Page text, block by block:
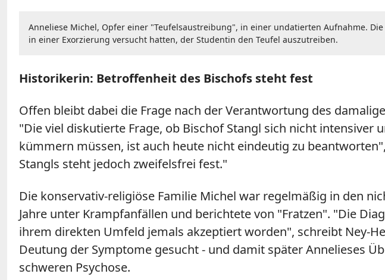
Anneliese Michel, Opfer einer "Teufelsaustreibung", in einer undatierten Aufnahme.
in einer Exorzierung versucht hatten, der Studentin den Teufel auszutreiben.
Historikerin: Betroffenheit des Bischofs steht fest
Offen bleibt dabei die Frage nach der Verantwortung des
"Die viel diskutierte Frage, ob Bischof Stangl sich nicht
kümmern müssen, ist auch heute nicht eindeutig zu
Stangls steht jedoch zweifelsfrei fest."
Die konservativ-religiöse Familie Michel war regelmäßig in den
Jahre unter Krampfanfällen und berichtete von "Fratzen". "Die
ihrem direkten Umfeld jemals akzeptiert worden", schreibt Ney-
Deutung der Symptome gesucht - und damit später Annelieses
schweren Psychose.